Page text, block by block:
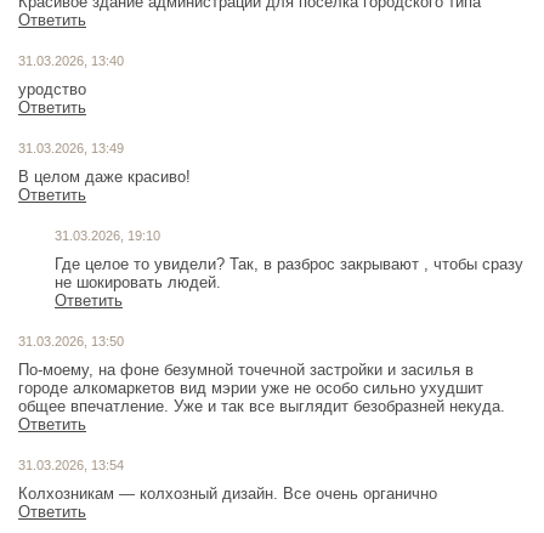
Ответить
31.03.2026, 13:40
уродство
Ответить
31.03.2026, 13:49
В целом даже красиво!
Ответить
31.03.2026, 19:10
Где целое то увидели? Так, в разброс закрывают , чтобы сразу
не шокировать людей.
Ответить
31.03.2026, 13:50
По-моему, на фоне безумной точечной застройки и засилья в
городе алкомаркетов вид мэрии уже не особо сильно ухудшит
общее впечатление. Уже и так все выглядит безобразней некуда.
Ответить
31.03.2026, 13:54
Колхозникам — колхозный дизайн. Все очень органично
Ответить